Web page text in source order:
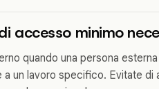
accesso minimo
quando una persona
un lavoro specifico. Evitate di